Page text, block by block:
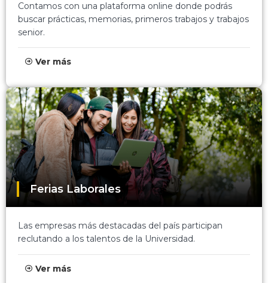
Contamos con una plataforma online donde podrás
buscar prácticas, memorias, primeros trabajos y trabajos
senior.
Ver más
Ferias Laborales
Las empresas más destacadas del país participan
reclutando a los talentos de la Universidad.
Ver más